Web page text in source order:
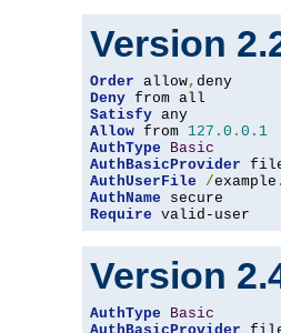
Version
Order allow,
Deny
Satisfy
Allow from 127.0 . 0.1
AuthType
Basic
AuthBasicProvider
AuthUserFile
/example .
AuthName
Require valid-user
Version
AuthType
Basic